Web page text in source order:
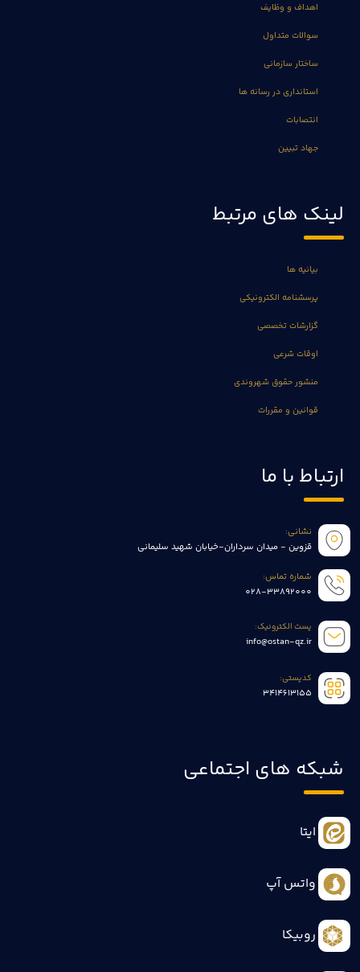
اهداف و وظایف
سوالات متداول
ساختار سازمانی
استانداری در رسانه ها
انتصابات
جهاد تبیین
لینک های مرتبط
بیانیه ها
پرسشنامه الکترونیکی
گزارشات تخصصی
اوقات شرعی
منشور حقوق شهروندی
قوانین و مقررات
ارتباط با ما
نشانی:
قزوین - میدان سرداران-خیابان شهید سلیمانی
شماره تماس:
028-33892000
پست الکترونیک:
info@ostan-qz.ir
کدپستی:
3414613155
شبکه های اجتماعی
ایتا
واتس آپ
روبیکا